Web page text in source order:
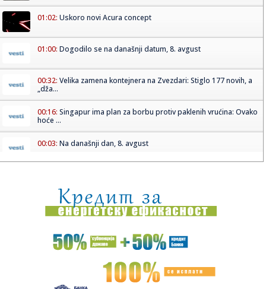
01:02: Uskoro novi Acura concept
01:00: Dogodilo se na današnji datum, 8. avgust
00:32: Velika zamena kontejnera na Zvezdari: Stiglo 177 novih, a
„dža...
00:16: Singapur ima plan za borbu protiv paklenih vrućina: Ovako
hoće ...
00:03: Na današnji dan, 8. avgust
23:51:PARTIZAN TRLJA RUKE: Transfer Saše Lukića doneo crno-
belima 300...
23:48:Otišao iz Arsenala pre nego što su podigli trofej – vratio
Srpkinje pronašle novčanik u Čanju, pa uradile nešto što je